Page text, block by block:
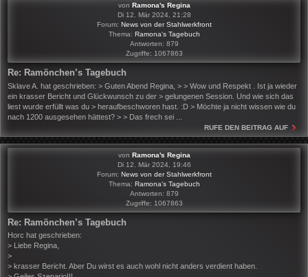
von Ramona's Regina
Di 12. Mär 2024, 21:28
Forum: News von der Stahlwerkfront
Thema: Ramona‘s Tagebuch
Antworten: 879
Zugriffe: 1067863
Re: Ramönchen’s Tagebuch
Sklave A. hat geschrieben: > Guten Abend Regina, > > Wow und Respekt . Ist ja wieder
ein krasser Bericht und Glückwunsch zu der > gelungenen Session. Und wie sich das
liest wurde erfüllt was du > heraufbeschworen hast. :D > Möchte ja nicht wissen wie du
nach 1200 ausgesehen hättest? > > Das frech sei ...
RUFE DEN BEITRAG AUF
von Ramona's Regina
Di 12. Mär 2024, 19:46
Forum: News von der Stahlwerkfront
Thema: Ramona‘s Tagebuch
Antworten: 879
Zugriffe: 1067863
Re: Ramönchen’s Tagebuch
Horc hat geschrieben:
> Liebe Regina,
>
> krasser Bericht. Aber Du wirst es auch wohl nicht anders verdient haben.